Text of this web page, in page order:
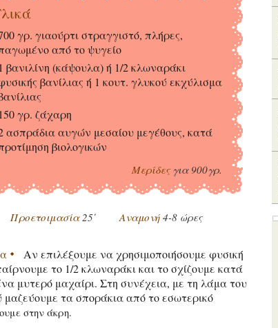
γρ. γιαούρτι στραγγιστό, πλήρες,
από το ψυγείο
βανιλίνη (κάψουλα) ή 1/2 κλωναράκι
βανίλιας ή 1 κουτ. γλυκού εκχύλισμα
γρ. ζάχαρη
ασπράδια αυγών μεσαίου μεγέθους, κατά
βιολογικών
Μερίδεςγια 900γρ.
Προετοιμασία25΄ Αναμονή4-8 ώρες
Αν επιλέξουμε να χρησιμοποιήσουμε φυσική
το 1/2 κλωναράκι και το σχίζουμε κατά
μυτερό μαχαίρι. Στη συνέχεια, με τη λάμα του
μαζεύουμε τα σποράκια από το εσωτερικό
στην άκρη.